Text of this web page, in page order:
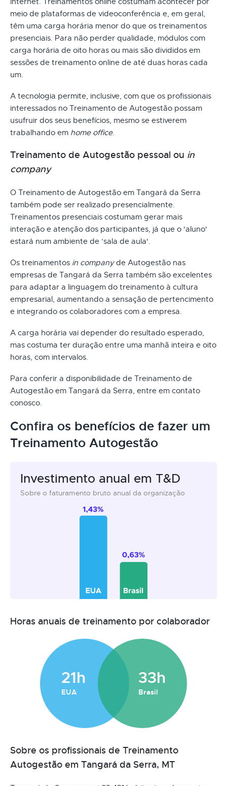
meio de plataformas de videoconferência e, em geral,
têm uma carga horária menor do que os treinamentos
presenciais. Para não perder qualidade, módulos com
carga horária de oito horas ou mais são divididos em
sessões de treinamento online de até duas horas cada
um.
A tecnologia permite, inclusive, com que os profissionais
interessados no Treinamento de Autogestão possam
usufruir dos seus benefícios, mesmo se estiverem
trabalhando em home office.
Treinamento de Autogestão pessoal ou in
company
O Treinamento de Autogestão em Tangará da Serra
também pode ser realizado presencialmente.
Treinamentos presenciais costumam gerar mais
interação e atenção dos participantes, já que o 'aluno'
estará num ambiente de ‘sala de aula'.
Os treinamentos in companyde Autogestão nas
empresas de Tangará da Serra também são excelentes
para adaptar a linguagem do treinamento à cultura
empresarial, aumentando a sensação de pertencimento
e integrando os colaboradores com a empresa.
A carga horária vai depender do resultado esperado,
mas costuma ter duração entre uma manhã inteira e oito
horas, com intervalos.
Para conferir a disponibilidade de Treinamento de
Autogestão em Tangará da Serra, entre em contato
conosco.
Confira os benefícios de fazer um
Treinamento Autogestão
Investimento anual em T&D
Sobre o faturamento bruto anual da organização
Horas anuais de treinamento por colaborador
21h
EUA
33h
Brasil
Sobre os profissionais de Treinamento
Autogestão em Tangará da Serra, MT